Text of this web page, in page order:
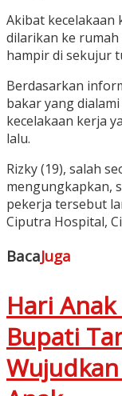
Akibat
dilarikan ke
hampir di sekujur
Berdasarkan
bakar yang
kecelakaan kerja
lalu.
Rizky (19), salah
mengungkapkan,
pekerja tersebut
Ciputra Hospital,
BacaJuga
Hari
Bupati